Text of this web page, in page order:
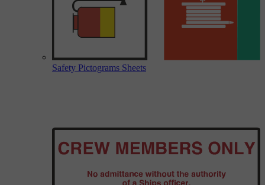
Safety Pictograms Sheets